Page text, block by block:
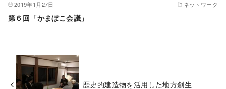
2019年1月27日 ネットワーク
第６回「かまぼこ会議」
歴史的建造物を活用した地方創生